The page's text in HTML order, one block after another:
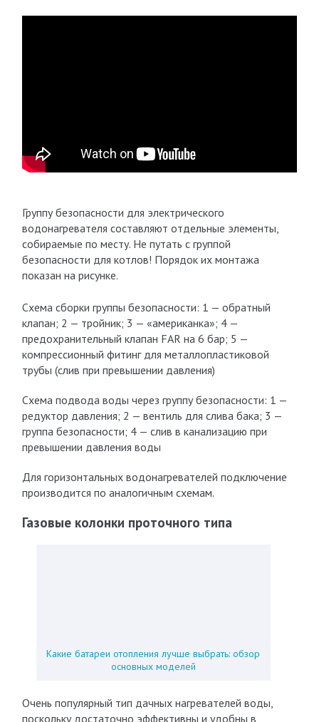
Группу безопасности для электрического
водонагревателя составляют отдельные элементы,
собираемые по месту. Не путать с группой
безопасности для котлов! Порядок их монтажа
показан на рисунке.
Схема сборки группы безопасности: 1 — обратный
клапан; 2 — тройник; 3 — «американка»; 4 —
предохранительный клапан FAR на 6 бар; 5 —
компрессионный фитинг для металлопластиковой
трубы (слив при превышении давления)
Схема подвода воды через группу безопасности: 1 —
редуктор давления; 2 — вентиль для слива бака; 3 —
группа безопасности; 4 — слив в канализацию при
превышении давления воды
Для горизонтальных водонагревателей подключение
производится по аналогичным схемам.
Газовые колонки проточного типа
Какие батареи отопления лучше выбрать: обзор
основных моделей
Очень популярный тип дачных нагревателей воды,
поскольку достаточно эффективны и удобны в